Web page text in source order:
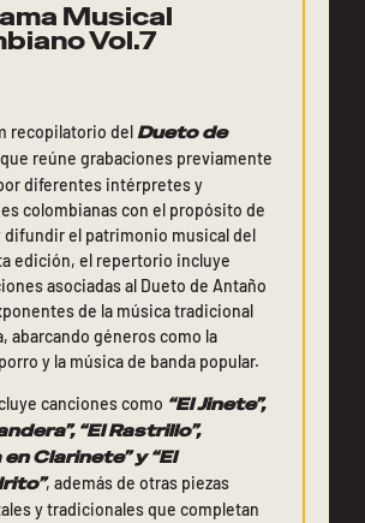
Musical
Vol.7
recopilatorio delDueto de
reúne grabaciones previamente
diferentes intérpretes y
colombianas con el propósito de
difundir el patrimonio musical del
edición, el repertorio incluye
asociadas al Dueto de Antaño
de la música tradicional
abarcando géneros como la
y la música de banda popular.
canciones como “El Jinete”,
“El Rastrillo”,
en Clarinete” y “El
, además de otras piezas
y tradicionales que completan